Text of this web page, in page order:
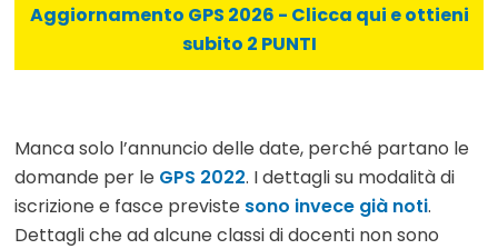
Aggiornamento GPS 2026 - Clicca qui e ottieni
subito 2 PUNTI
Manca solo l’annuncio delle date, perché partano le
domande per le GPS 2022. I dettagli su modalità di
iscrizione e fasce previste sono invece già noti.
Dettagli che ad alcune classi di docenti non sono